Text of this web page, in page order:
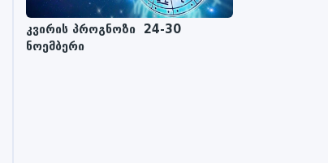
კვირის პროგნოზი 24-30
ნოემბერი